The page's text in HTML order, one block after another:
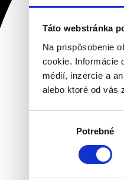
Táto webstránka
Na prispôsobenie
cookie. Informácie
médií, inzercie a
alebo ktoré od vás
Potrebné